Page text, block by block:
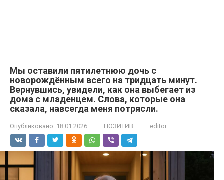
Мы оставили пятилетнюю дочь с
новорождённым всего на тридцать минут.
Вернувшись, увидели, как она выбегает из
дома с младенцем. Слова, которые она
сказала, навсегда меня потрясли.
Опубликовано: 18.01.2026 ПОЗИТИВ editor